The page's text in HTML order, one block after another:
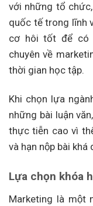
với những tổ
quốc tế trong lĩnh
cơ hôi tốt để có
chuyên về
thời gian học tập.
Khi chọn lựa
những bài luận
thực tiễn cao vì
và hạn nộp bài khá
Lựa chọn khóa
Marketing là một